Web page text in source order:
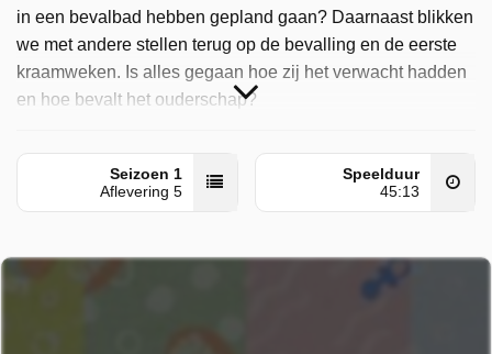
in een bevalbad hebben gepland gaan? Daarnaast blikken
we met andere stellen terug op de bevalling en de eerste
kraamweken. Is alles gegaan hoe zij het verwacht hadden
en hoe bevalt het ouderschap?
juni 2026 om 21:40 uur.
Seizoen 1
Aflevering 5
Speelduur
45:13